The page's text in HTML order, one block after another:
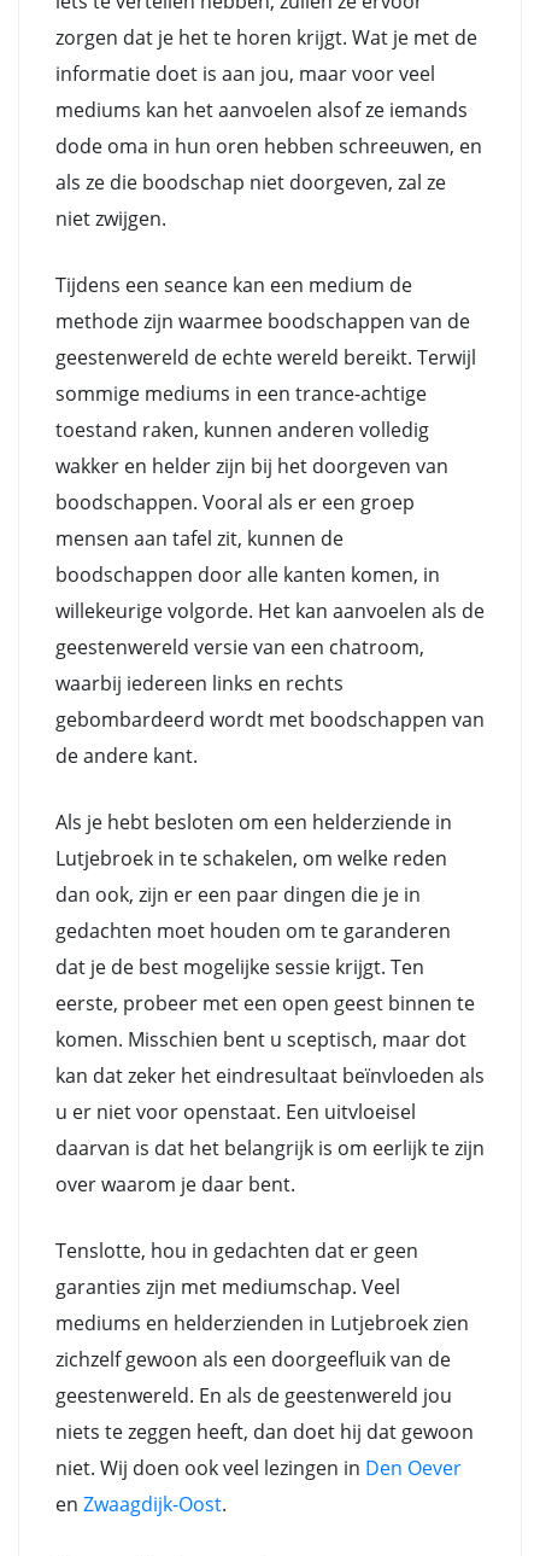
zorgen dat je het te horen krijgt. Wat je met de
informatie doet is aan jou, maar voor veel
mediums kan het aanvoelen alsof ze iemands
dode oma in hun oren hebben schreeuwen, en
als ze die boodschap niet doorgeven, zal ze
niet zwijgen.
Tijdens een seance kan een medium de
methode zijn waarmee boodschappen van de
geestenwereld de echte wereld bereikt. Terwijl
sommige mediums in een trance-achtige
toestand raken, kunnen anderen volledig
wakker en helder zijn bij het doorgeven van
boodschappen. Vooral als er een groep
mensen aan tafel zit, kunnen de
boodschappen door alle kanten komen, in
willekeurige volgorde. Het kan aanvoelen als de
geestenwereld versie van een chatroom,
waarbij iedereen links en rechts
gebombardeerd wordt met boodschappen van
de andere kant.
Als je hebt besloten om een helderziende in
Lutjebroek in te schakelen, om welke reden
dan ook, zijn er een paar dingen die je in
gedachten moet houden om te garanderen
dat je de best mogelijke sessie krijgt. Ten
eerste, probeer met een open geest binnen te
komen. Misschien bent u sceptisch, maar dot
kan dat zeker het eindresultaat beïnvloeden als
u er niet voor openstaat. Een uitvloeisel
daarvan is dat het belangrijk is om eerlijk te zijn
over waarom je daar bent.
Tenslotte, hou in gedachten dat er geen
garanties zijn met mediumschap. Veel
mediums en helderzienden in Lutjebroek zien
zichzelf gewoon als een doorgeefluik van de
geestenwereld. En als de geestenwereld jou
niets te zeggen heeft, dan doet hij dat gewoon
niet. Wij doen ook veel lezingen in Den Oever
en Zwaagdijk-Oost.